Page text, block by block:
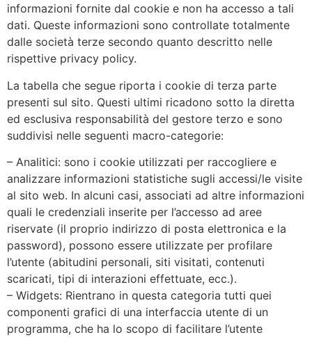
informazioni fornite dal cookie e non ha accesso a tali
dati. Queste informazioni sono controllate totalmente
dalle società terze secondo quanto descritto nelle
rispettive privacy policy.
La tabella che segue riporta i cookie di terza parte
presenti sul sito. Questi ultimi ricadono sotto la diretta
ed esclusiva responsabilità del gestore terzo e sono
suddivisi nelle seguenti macro-categorie:
– Analitici: sono i cookie utilizzati per raccogliere e
analizzare informazioni statistiche sugli accessi/le visite
al sito web. In alcuni casi, associati ad altre informazioni
quali le credenziali inserite per l’accesso ad aree
riservate (il proprio indirizzo di posta elettronica e la
password), possono essere utilizzate per profilare
l’utente (abitudini personali, siti visitati, contenuti
scaricati, tipi di interazioni effettuate, ecc.).
– Widgets: Rientrano in questa categoria tutti quei
componenti grafici di una interfaccia utente di un
programma, che ha lo scopo di facilitare l’utente